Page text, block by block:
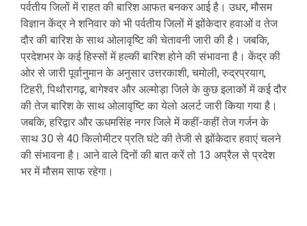
पर्वतीय जिलों में राहत की बारिश आफत बनकर आई है। उधर, मौसम
विज्ञान केंद्र ने शनिवार को भी पर्वतीय जिलों में झोंकेदार हवाओं व तेज
दौर की बारिश के साथ ओलावृष्टि की चेतावनी जारी की है। जबकि,
प्रदेशभर के कई हिस्सों में हल्की बारिश होने की संभावना है। केंद्र की
ओर से जारी पूर्वानुमान के अनुसार उत्तरकाशी, चमोली, रुद्रप्रयाग,
टिहरी, पिथौरागढ़, बागेश्वर और अल्मोड़ा जिले के कुछ इलाकों में कई दौर
की तेज बारिश के साथ ओलावृष्टि का येलो अलर्ट जारी किया गया है।
जबकि, हरिद्वार और ऊधमसिंह नगर जिले में कहीं-कहीं तेज गर्जन के
साथ 30 से 40 किलोमीटर प्रति घंटे की तेजी से झोंकेदार हवाएं चलने
की संभावना है। आने वाले दिनों की बात करें तो 13 अप्रैल से प्रदेश
भर में मौसम साफ रहेगा।